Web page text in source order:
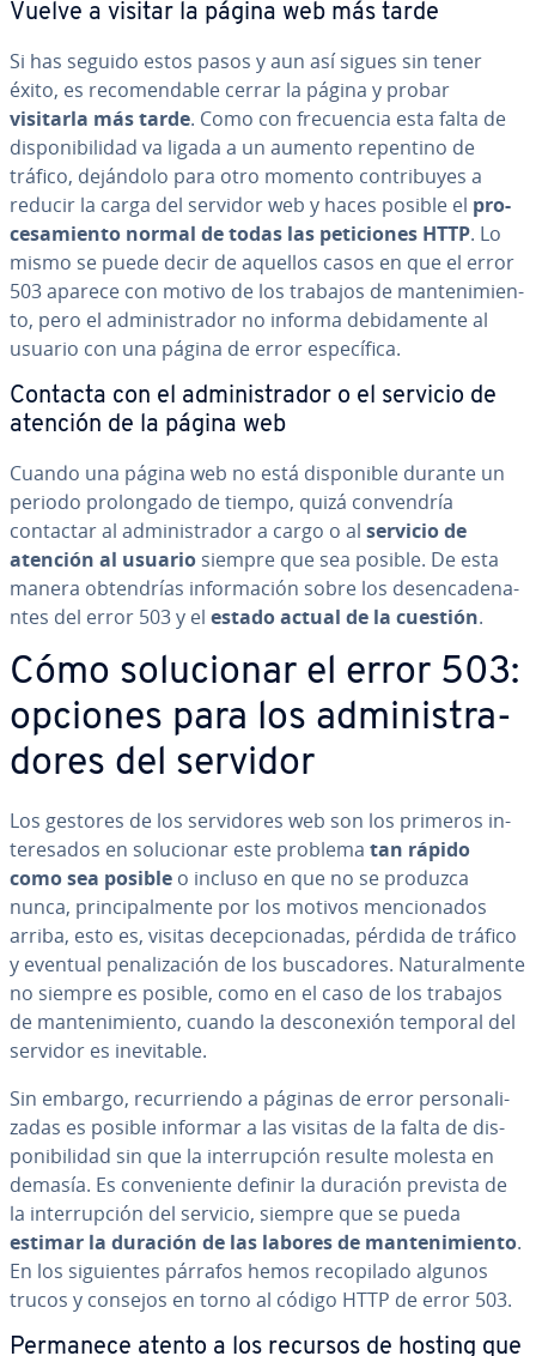
Vuelve a visitar la página web más tarde
Si has seguido estos pasos y aun así sigues sin tener
éxito, es re­co­me­n­da­ble cerrar la página y probar
visitarla más tarde. Como con fre­cue­n­cia esta falta de
di­s­po­ni­bi­li­dad va ligada a un aumento repentino de
tráfico, dejándolo para otro momento co­n­tri­bu­yes a
reducir la carga del servidor web y haces posible el pro­
ce­sa­mie­n­to normal de todas las pe­ti­cio­nes HTTP. Lo
mismo se puede decir de aquellos casos en que el error
503 aparece con motivo de los trabajos de ma­n­te­ni­mie­n­
to, pero el ad­mi­ni­s­tra­dor no informa de­bi­da­me­n­te al
usuario con una página de error es­pe­cí­fi­ca.
Contacta con el ad­mi­ni­s­tra­dor o el servicio de
atención de la página web
Cuando una página web no está di­s­po­ni­ble durante un
periodo pro­lo­n­ga­do de tiempo, quizá co­n­ve­n­dría
contactar al ad­mi­ni­s­tra­dor a cargo o al servicio de
atención al usuario siempre que sea posible. De esta
manera ob­te­n­drías in­fo­r­ma­ción sobre los des­en­ca­de­na­
n­tes del error 503 y el estado actual de la cuestión.
Cómo so­lu­cio­nar el error 503:
opciones para los ad­mi­ni­s­tra­
do­res del servidor
Los gestores de los se­r­vi­do­res web son los primeros in­
te­re­sa­dos en so­lu­cio­nar este problema tan rápido
como sea posible o incluso en que no se produzca
nunca, pri­n­ci­pa­l­me­n­te por los motivos me­n­cio­na­dos
arriba, esto es, visitas de­ce­p­cio­na­das, pérdida de tráfico
y eventual pe­na­li­za­ción de los bu­s­ca­do­res. Na­tu­ra­l­me­n­te
no siempre es posible, como en el caso de los trabajos
de ma­n­te­ni­mie­n­to, cuando la de­s­co­ne­xión temporal del
servidor es in­e­vi­ta­ble.
Sin embargo, re­cu­rrie­n­do a páginas de error pe­r­so­na­li­
za­das es posible informar a las visitas de la falta de di­s­
po­ni­bi­li­dad sin que la in­te­rru­p­ción resulte molesta en
demasía. Es co­n­ve­nie­n­te definir la duración prevista de
la in­te­rru­p­ción del servicio, siempre que se pueda
estimar la duración de las labores de ma­n­te­ni­mie­n­to.
En los si­guie­n­tes párrafos hemos re­co­pi­la­do algunos
trucos y consejos en torno al código HTTP de error 503.
Permanece atento a los recursos de hosting que